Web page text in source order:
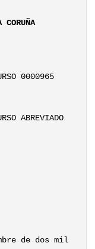
0000965
ABREVIADO
de dos mil